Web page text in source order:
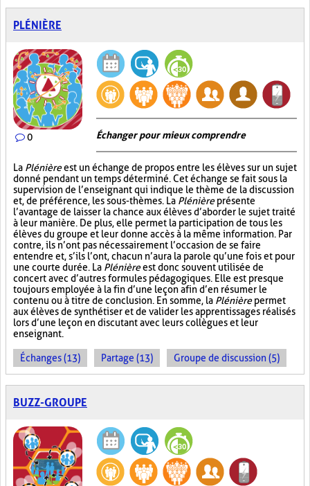
PLÉNIÈRE
0 Échanger pour mieux comprendre
La Plénièreest un échange de propos entre les élèves sur un sujet
donné pendant un temps déterminé. Cet échange se fait sous la
supervision de l’enseignant qui indique le thème de la discussion
et, de préférence, les sous-thèmes. La Plénièreprésente
l’avantage de laisser la chance aux élèves d’aborder le sujet traité
à leur manière. De plus, elle permet la participation de tous les
élèves du groupe et leur donne accès à la même information. Par
contre, ils n’ont pas nécessairement l’occasion de se faire
entendre et, s’ils l’ont, chacun n’aura la parole qu’une fois et pour
une courte durée. La Plénièreest donc souvent utilisée de
concert avec d’autres formules pédagogiques. Elle est presque
toujours employée à la fin d’une leçon afin d’en résumer le
contenu ou à titre de conclusion. En somme, la Plénièrepermet
aux élèves de synthétiser et de valider les apprentissages réalisés
lors d’une leçon en discutant avec leurs collègues et leur
enseignant.
Échanges (13) Partage (13) Groupe de discussion (5)
BUZZ-GROUPE